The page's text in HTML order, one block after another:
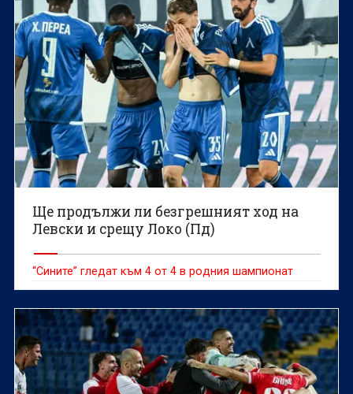
Ще продължи ли безгрешният ход на
Левски и срещу Локо (Пд)
“Сините” гледат към 4 от 4 в родния шампионат